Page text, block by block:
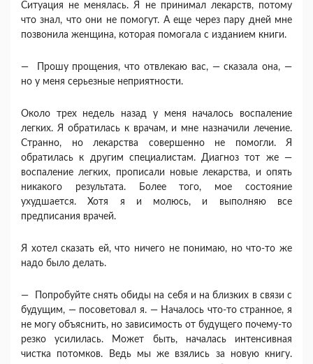
Ситуация не менялась. Я не принимал лекарств, потому
что знал, что они не помогут. А еще через пару дней мне
позвонила женщина, которая помогала с изданием книги.
— Прошу прощения, что отвлекаю вас, — ска­зала она, —
но у меня серьезные неприятности.
Около трех недель назад у меня началось воспале­ние
легких. Я обратилась к врачам, и мне назна­чили лечение.
Странно, но лекарства совершенно не помогли. Я
обратилась к другим специалистам. Диагноз тот же —
воспаление легких, прописали новые лекарства, и опять
никакого результата. Более того, мое состояние
ухудшается. Хотя я и молюсь, и выполняю все
предписания врачей.
Я хотел сказать ей, что ничего не понимаю, но что-то же
надо было делать.
— Попробуйте снять обиды на себя и на близ­ких в связи с
будущим, — посоветовал я. — Нача­лось что-то странное, я
не могу объяснить, но за­висимость от будущего почему-то
резко усили­лась. Может быть, началась интенсивная
чистка потомков. Ведь мы же взялись за новую книгу.